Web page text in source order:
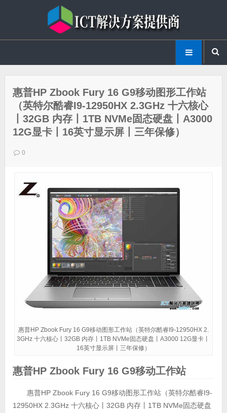
惠普HP Zbook Fury 16 G9移动图形工作站
（英特尔酷睿I9-12950HX 2.3GHz 十六核心
丨32GB 内存丨1TB NVMe固态硬盘丨A3000
12G显卡丨16英寸显示屏丨三年保修）
0
惠普HP Zbook Fury 16 G9移动图形工作站（英特尔酷睿I9-12950HX 2.
3GHz 十六核心丨32GB 内存丨1TB NVMe固态硬盘丨A3000 12G显卡丨
16英寸显示屏丨三年保修）
惠普HP Zbook Fury 16 G9移动工作站
惠普HP Zbook Fury 16 G9移动图形工作站（英特尔酷睿I9-
12950HX 2.3GHz 十六核心丨32GB 内存丨1TB NVMe固态硬盘